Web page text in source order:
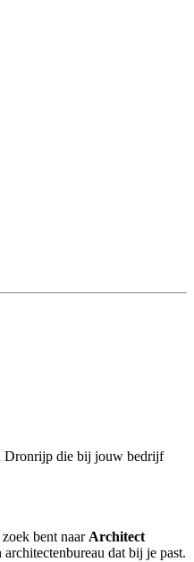
Dronrijp die bij jouw bedrijf
bent naar Architect
dat bij je past.